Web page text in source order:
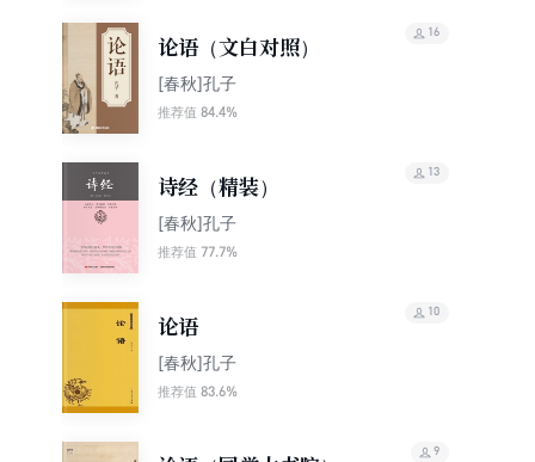
论语（文白对照）
[春秋]孔子
推荐值 84.4%
16
诗经（精装）
[春秋]孔子
推荐值 77.7%
13
论语
[春秋]孔子
推荐值 83.6%
10
9